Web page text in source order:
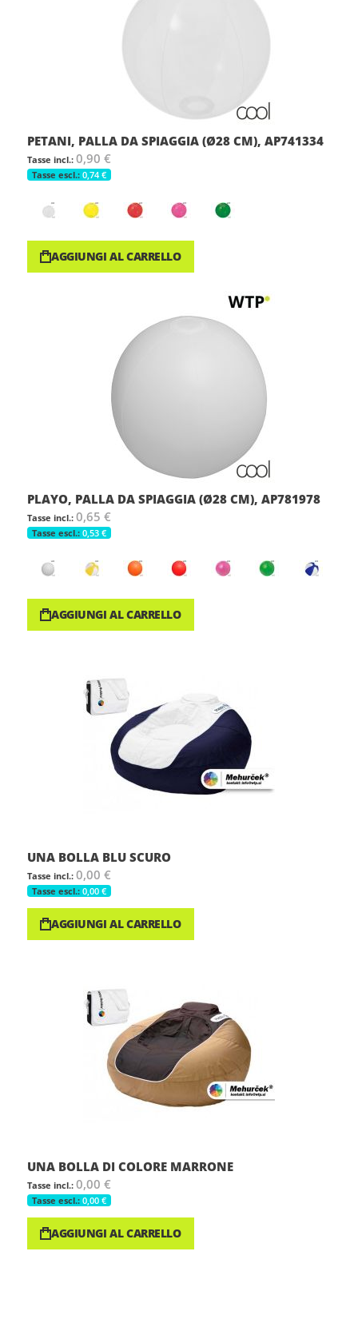
PETANI, PALLA DA SPIAGGIA (Ø28 CM), AP741334
0,90 €
0,74 €
AGGIUNGI AL CARRELLO
PLAYO, PALLA DA SPIAGGIA (Ø28 CM), AP781978
0,65 €
0,53 €
AGGIUNGI AL CARRELLO
UNA BOLLA BLU SCURO
0,00 €
0,00 €
AGGIUNGI AL CARRELLO
UNA BOLLA DI COLORE MARRONE
0,00 €
0,00 €
AGGIUNGI AL CARRELLO